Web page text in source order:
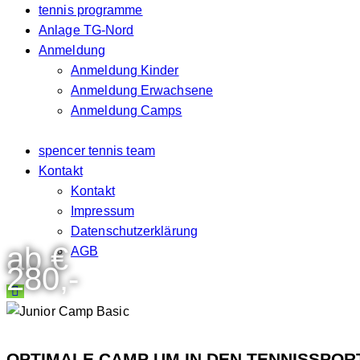
tennis programme
Anlage TG-Nord
Anmeldung
Anmeldung Kinder
Anmeldung Erwachsene
Anmeldung Camps
spencer tennis team
Kontakt
Kontakt
Impressum
Datenschutzerklärung
AGB
ab €
280,-